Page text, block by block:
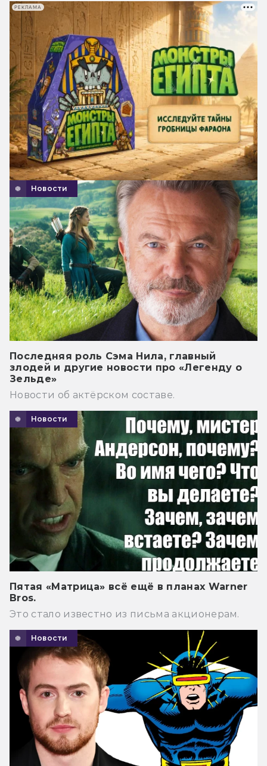
Новости
Последняя роль Сэма Нила, главный
злодей и другие новости про «Легенду о
Зельде»
Новости об актёрском составе.
Новости
Пятая «Матрица» всё ещё в планах Warner
Bros.
Это стало известно из письма акционерам.
Новости
РЕКЛАМА